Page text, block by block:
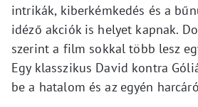
intrikák, kiberkémkedés és a
idéző akciók is helyet kapnak.
szerint a film sokkal több lesz
Egy klasszikus David kontra
be a hatalom és az egyén